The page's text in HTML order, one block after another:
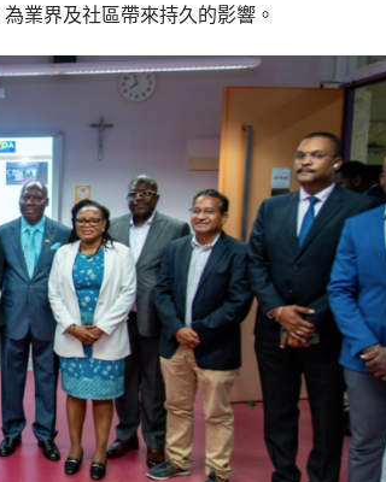
業界及社區帶來持久的影響。